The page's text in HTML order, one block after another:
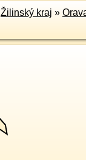
Žilinský kraj »